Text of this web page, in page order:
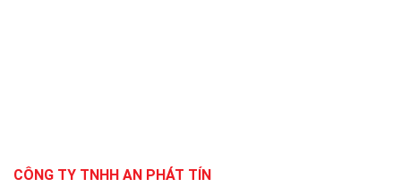
CÔNG TY TNHH AN PHÁT TÍN